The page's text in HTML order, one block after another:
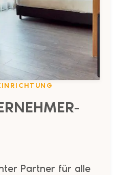
Partner für alle